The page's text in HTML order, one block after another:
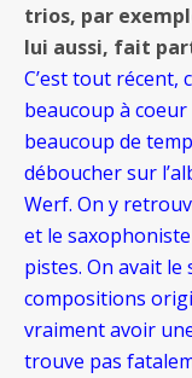
trios, par
lui aussi, fait
C’est tout récent,
beaucoup à coeur
beaucoup de
déboucher sur
Werf. On y
et le
pistes. On avait
compositions
vraiment avoir
trouve pas